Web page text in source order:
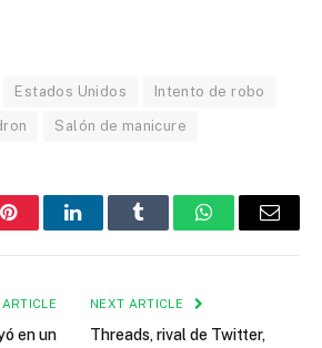
Estados Unidos Intento de robo
Salón de manicure
PinterestLinkedInTumblr WhatsAppEmail
en un
NEXT ARTICLE
Threads, rival de Twitter,